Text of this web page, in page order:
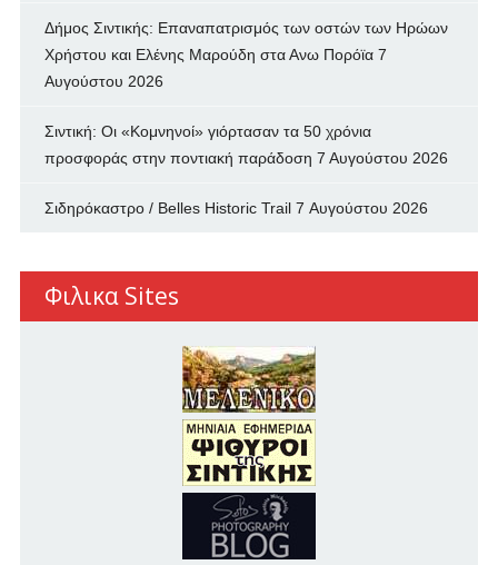
Δήμος Σιντικής: Επαναπατρισμός των oστών των Ηρώων
Χρήστου και Ελένης Μαρούδη στα Ανω Πορόϊα 7
Αυγούστου 2026
Σιντική: Οι «Κομνηνοί» γιόρτασαν τα 50 χρόνια
προσφοράς στην ποντιακή παράδοση 7 Αυγούστου 2026
Σιδηρόκαστρο / Belles Historic Trail 7 Αυγούστου 2026
Φιλικα Sites